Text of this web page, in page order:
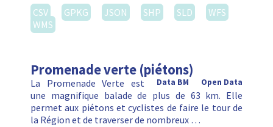
CSV
GPKG JSON SHP SLD
WFS
WMS
Promenade verte (piétons)
Open Data
Data BM
La Promenade Verte est
une magnifique balade de plus de 63 km. Elle
permet aux piétons et cyclistes de faire le tour de
la Région et de traverser de nombreux …